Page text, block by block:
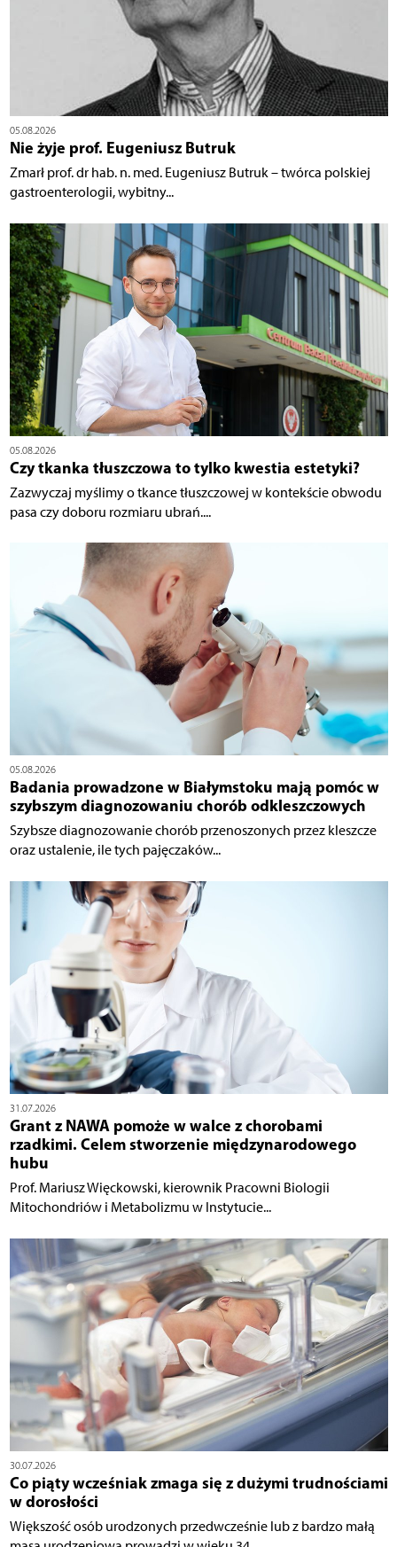
05.08.2026
Nie żyje prof. Eugeniusz Butruk
Zmarł prof. dr hab. n. med. Eugeniusz Butruk – twórca polskiej
gastroenterologii, wybitny...
05.08.2026
Czy tkanka tłuszczowa to tylko kwestia estetyki?
Zazwyczaj myślimy o tkance tłuszczowej w kontekście obwodu
pasa czy doboru rozmiaru ubrań....
05.08.2026
Badania prowadzone w Białymstoku mają pomóc w
szybszym diagnozowaniu chorób odkleszczowych
Szybsze diagnozowanie chorób przenoszonych przez kleszcze
oraz ustalenie, ile tych pajęczaków...
31.07.2026
Grant z NAWA pomoże w walce z chorobami
rzadkimi. Celem stworzenie międzynarodowego
hubu
Prof. Mariusz Więckowski, kierownik Pracowni Biologii
Mitochondriów i Metabolizmu w Instytucie...
30.07.2026
Co piąty wcześniak zmaga się z dużymi trudnościami
w dorosłości
Większość osób urodzonych przedwcześnie lub z bardzo małą